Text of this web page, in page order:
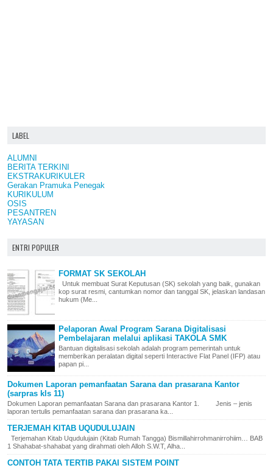
LABEL
ALUMNI
BERITA TERKINI
EKSTRAKURIKULER
Gerakan Pramuka Penegak
KURIKULUM
OSIS
PESANTREN
YAYASAN
ENTRI POPULER
FORMAT SK SEKOLAH
Untuk membuat Surat Keputusan (SK) sekolah yang baik, gunakan
kop surat resmi, cantumkan nomor dan tanggal SK, jelaskan landasan
hukum (Me...
Pelaporan Awal Program Sarana Digitalisasi
Pembelajaran melalui aplikasi TAKOLA SMK
Bantuan digitalisasi sekolah adalah program pemerintah untuk
memberikan peralatan digital seperti Interactive Flat Panel (IFP) atau
papan pi...
Dokumen Laporan pemanfaatan Sarana dan prasarana Kantor
(sarpras kls 11)
Dokumen Laporan pemanfaatan Sarana dan prasarana Kantor 1. Jenis – jenis
laporan tertulis pemanfaatan sarana dan prasarana ka...
TERJEMAH KITAB UQUDULUJAIN
Terjemahan Kitab Uqudulujain (Kitab Rumah Tangga) Bismillahirrohmanirrohiim… BAB
1 Shahabat-shahabat yang dirahmati oleh Alloh S.W.T, Alha...
CONTOH TATA TERTIB PAKAI SISTEM POINT